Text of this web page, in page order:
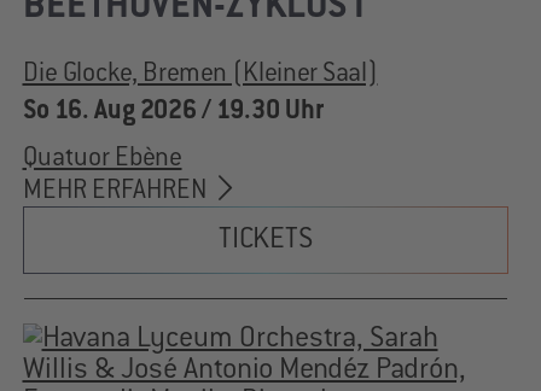
Die Glocke, Bremen (Kleiner Saal)
So 16. Aug 2026 / 19.30 Uhr
Quatuor Ebène
TICKETS
MEHR ERFAHREN